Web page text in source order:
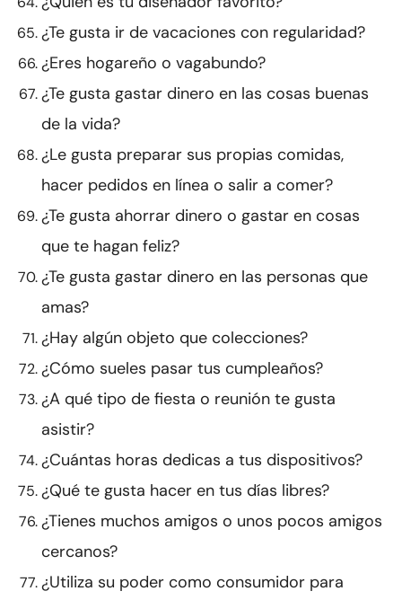
¿Te gusta ir de vacaciones con regularidad?
¿Eres hogareño o vagabundo?
¿Te gusta gastar dinero en las cosas buenas
de la vida?
¿Le gusta preparar sus propias comidas,
hacer pedidos en línea o salir a comer?
¿Te gusta ahorrar dinero o gastar en cosas
que te hagan feliz?
¿Te gusta gastar dinero en las personas que
amas?
¿Hay algún objeto que colecciones?
¿Cómo sueles pasar tus cumpleaños?
¿A qué tipo de fiesta o reunión te gusta
asistir?
¿Cuántas horas dedicas a tus dispositivos?
¿Qué te gusta hacer en tus días libres?
¿Tienes muchos amigos o unos pocos amigos
cercanos?
¿Utiliza su poder como consumidor para